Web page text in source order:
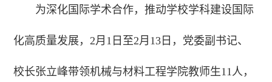
为深化国际学术合作，推动学校学科建设国际
化高质量发展，2月1日至2月13日，党委副书记、
校长张立峰带领机械与材料工程学院教师生11人，